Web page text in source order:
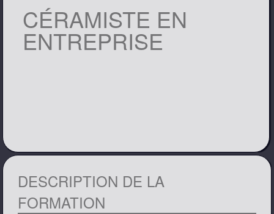
CÉRAMISTE EN
ENTREPRISE
DESCRIPTION DE LA
FORMATION